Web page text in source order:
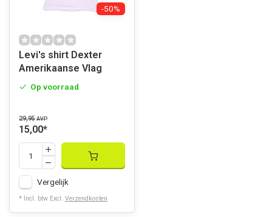
-50%
Levi's shirt Dexter
Amerikaanse Vlag
Op voorraad
29,95 AVP
15,00*
Vergelijk
* Incl. btw Excl. Verzendkosten